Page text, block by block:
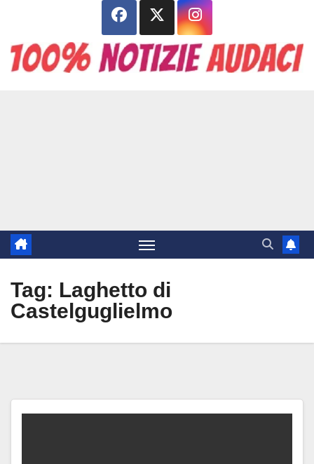
contenuto
Tag: Laghetto di
Castelguglielmo